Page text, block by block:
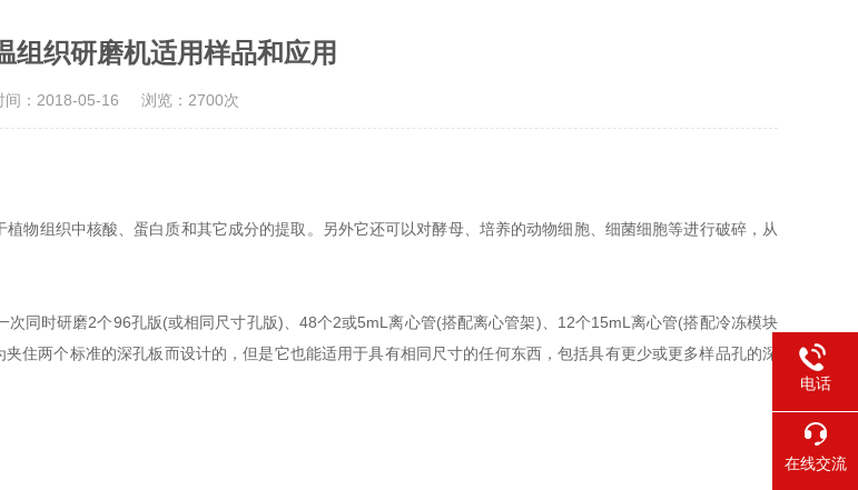
组织研磨机适用样品和应用
间：2018-05-16 浏览：2700次
组织中核酸、蛋白质和其它成分的提取。另外它还可以对酵母、培养的动物细胞、细菌细胞等进行破碎，从
同时研磨2个96孔版(或相同尺寸孔版)、48个2或5mL离心管(搭配离心管架)、12个15mL离心管(搭配冷冻模块
住两个标准的深孔板而设计的，但是它也能适用于具有相同尺寸的任何东西，包括具有更少或更多样品孔的深
电话
在线交流